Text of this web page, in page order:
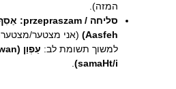
המזה).
סליחה / przepraszam:
Aasfeh) (אני מצטער/
למשוך תשומת לב: עַפְוַן (Afwan)
samaHt/i)
.